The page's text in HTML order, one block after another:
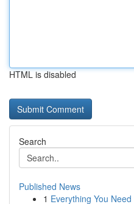
HTML is disabled
Search
Published News
1 Everything You